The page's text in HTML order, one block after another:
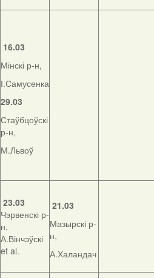
16.03
Мінскі р-н,
І.Самусенка
29.03
Стаўбцоўскі
р-н,
М.Львоў
23.03
Чэрвенскі р-
н,
А.Вінчэўскі
et al.
21.03
Мазырскі р-
н,
А.Халандач